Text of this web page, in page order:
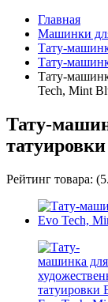
Главная
Машинки
Тату-
Тату-
Тату-
Tech, Mint
Тату-
Рейтинг товара: (